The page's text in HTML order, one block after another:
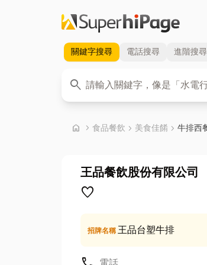
關鍵字搜尋 電話搜尋 進階搜尋
search
關鍵字
home chevron_right 首頁
食品餐飲 chevron_right 美食佳餚 chevron_right 牛排西
王品餐飲股份有限公司
favorite
招牌名稱王品台塑牛排